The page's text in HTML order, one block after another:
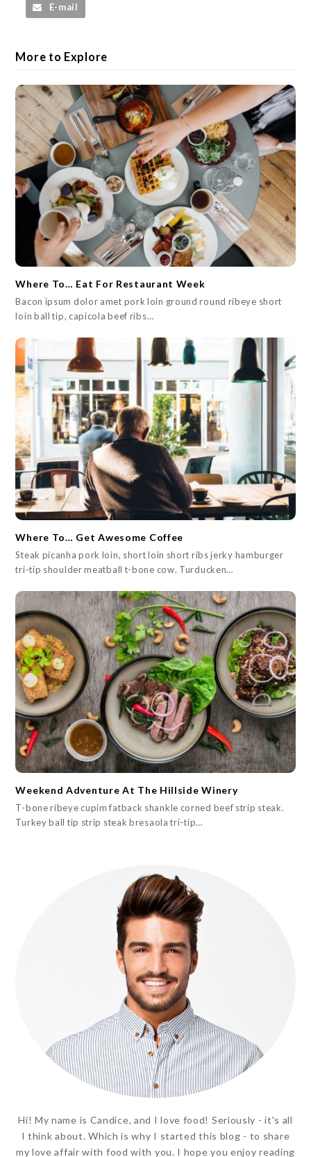
E-mail
More to Explore
Where To… Eat For Restaurant Week
Bacon ipsum dolor amet pork loin ground round ribeye short
loin ball tip, capicola beef ribs…
Where To… Get Awesome Coffee
Steak picanha pork loin, short loin short ribs jerky hamburger
tri-tip shoulder meatball t-bone cow. Turducken…
Weekend Adventure At The Hillside Winery
T-bone ribeye cupim fatback shankle corned beef strip steak.
Turkey ball tip strip steak bresaola tri-tip…
Hi! My name is Candice, and I love food! Seriously - it's all
I think about. Which is why I started this blog - to share
my love affair with food with you. I hope you enjoy reading